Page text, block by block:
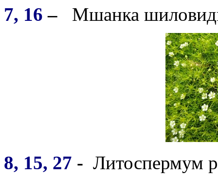
7, 16 – Мшанка
8, 15, 27 - Литоспермум